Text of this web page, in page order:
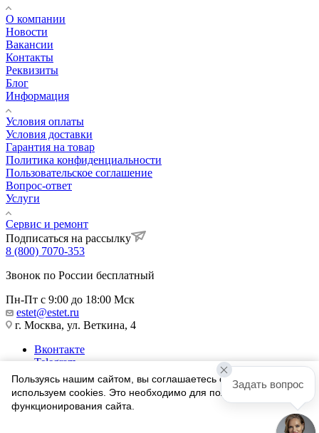
О компании
Новости
Вакансии
Контакты
Реквизиты
Блог
Информация
Условия оплаты
Условия доставки
Гарантия на товар
Политика конфиденциальности
Пользовательское соглашение
Вопрос-ответ
Услуги
Сервис и ремонт
Подписаться на рассылку
8 (800) 7070-353
Звонок по России бесплатный
Пн-Пт с 9:00 до 18:00 Мск
estet@estet.ru
г. Москва, ул. Веткина, 4
Вконтакте
Telegram
Одноклассники
WhatsApp
1991-2026 © Ювелирный Дом ЭСТЕТ
Пользуясь нашим сайтом, вы соглашаетесь с тем, что мы
используем cookies. Это необходимо для полноценного
функционирования сайта.
Задать вопрос